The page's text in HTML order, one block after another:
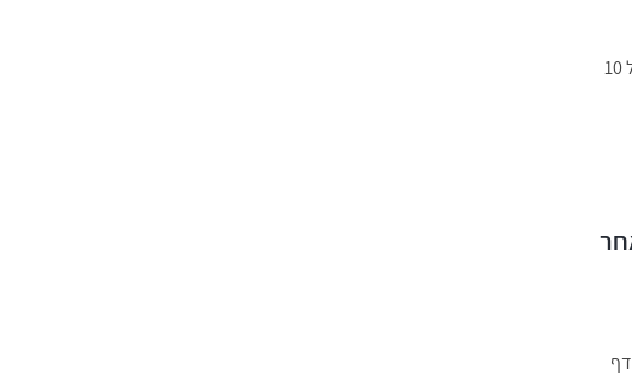
בת 24 מחריש ובן 30 מאום אל פאחם חשודים בשיתוף פעולה ובגניבת מעל 10